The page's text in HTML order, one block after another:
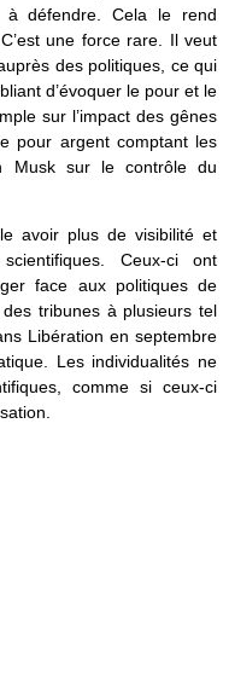
à défendre. Cela le rend
une force rare. Il veut
des politiques, ce qui
d’évoquer le pour et le
sur l’impact des gênes
pour argent comptant les
Musk sur le contrôle du
avoir plus de visibilité et
Ceux-ci ont
face aux politiques de
tribunes à plusieurs tel
Libération en septembre
Les individualités ne
comme si ceux-ci